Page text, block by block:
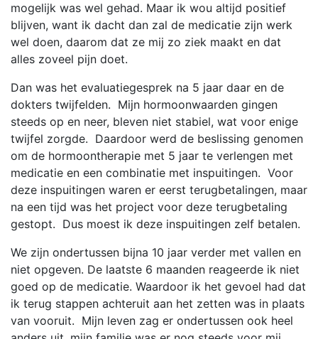
mogelijk was wel gehad. Maar ik wou altijd positief
blijven, want ik dacht dan zal de medicatie zijn werk
wel doen, daarom dat ze mij zo ziek maakt en dat
alles zoveel pijn doet.
Dan was het evaluatiegesprek na 5 jaar daar en de
dokters twijfelden. Mijn hormoonwaarden gingen
steeds op en neer, bleven niet stabiel, wat voor enige
twijfel zorgde. Daardoor werd de beslissing genomen
om de hormoontherapie met 5 jaar te verlengen met
medicatie en een combinatie met inspuitingen. Voor
deze inspuitingen waren er eerst terugbetalingen, maar
na een tijd was het project voor deze terugbetaling
gestopt. Dus moest ik deze inspuitingen zelf betalen.
We zijn ondertussen bijna 10 jaar verder met vallen en
niet opgeven. De laatste 6 maanden reageerde ik niet
goed op de medicatie. Waardoor ik het gevoel had dat
ik terug stappen achteruit aan het zetten was in plaats
van vooruit. Mijn leven zag er ondertussen ook heel